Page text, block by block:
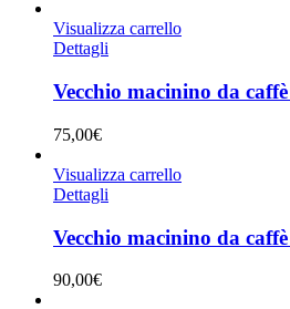
Visualizza carrello
Dettagli
Vecchio macinino da
75,00€
Visualizza carrello
Dettagli
Vecchio macinino da
90,00€